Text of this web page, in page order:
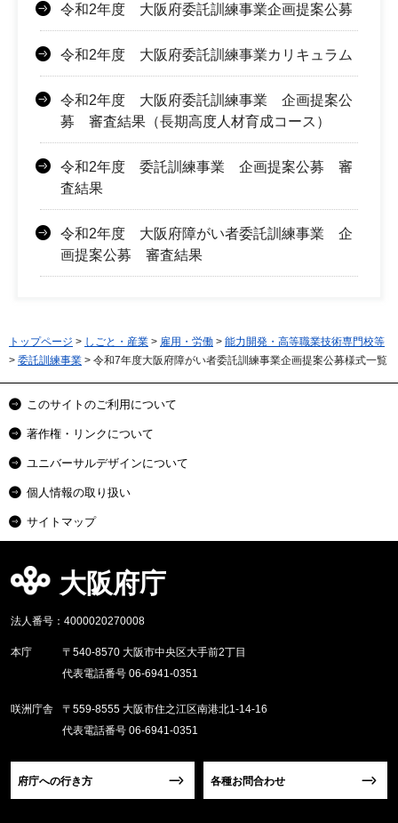
令和2年度 大阪府委託訓練事業企画提案公募
令和2年度 大阪府委託訓練事業カリキュラム
令和2年度 大阪府委託訓練事業 企画提案公
募 審査結果（長期高度人材育成コース）
令和2年度 委託訓練事業 企画提案公募 審
査結果
令和2年度 大阪府障がい者委託訓練事業 企
画提案公募 審査結果
トップページ > しごと・産業 > 雇用・労働 > 能力開発・高等職業技術専門校等
> 委託訓練事業 > 令和7年度大阪府障がい者委託訓練事業企画提案公募様式一覧
このサイトのご利用について
著作権・リンクについて
ユニバーサルデザインについて
個人情報の取り扱い
サイトマップ
大阪府庁
法人番号：4000020270008
本庁
〒540-8570 大阪市中央区大手前2丁目
代表電話番号 06-6941-0351
咲洲庁舎
〒559-8555 大阪市住之江区南港北1-14-16
代表電話番号 06-6941-0351
府庁への行き方 各種お問合わせ